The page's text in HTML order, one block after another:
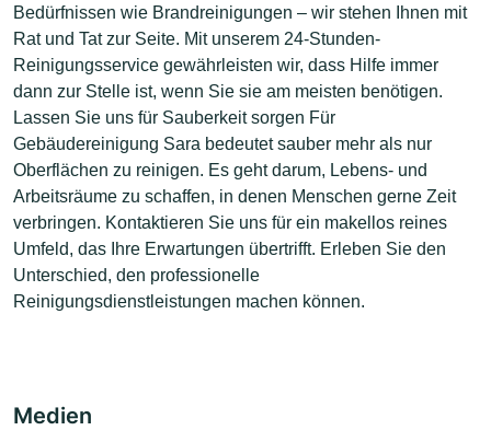
Bedürfnissen wie Brandreinigungen – wir stehen Ihnen mit
Rat und Tat zur Seite. Mit unserem 24-Stunden-
Reinigungsservice gewährleisten wir, dass Hilfe immer
dann zur Stelle ist, wenn Sie sie am meisten benötigen.
Lassen Sie uns für Sauberkeit sorgen Für
Gebäudereinigung Sara bedeutet sauber mehr als nur
Oberflächen zu reinigen. Es geht darum, Lebens- und
Arbeitsräume zu schaffen, in denen Menschen gerne Zeit
verbringen. Kontaktieren Sie uns für ein makellos reines
Umfeld, das Ihre Erwartungen übertrifft. Erleben Sie den
Unterschied, den professionelle
Reinigungsdienstleistungen machen können.
Medien